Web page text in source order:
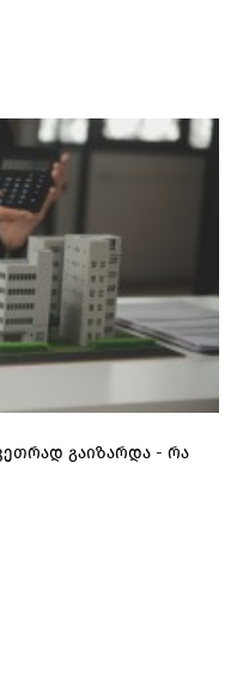
გაიზარდა - რა